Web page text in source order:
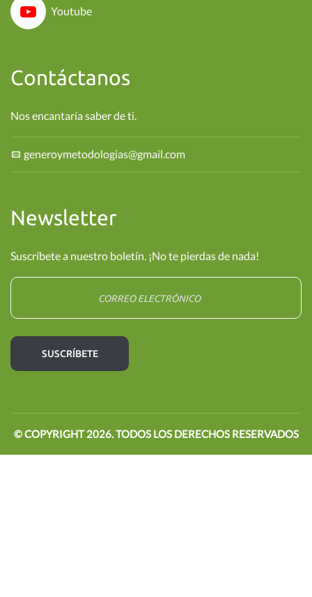
Youtube
Contáctanos
Nos encantaría saber de ti.
generoymetodologias@gmail.com
Newsletter
Suscríbete a nuestro boletín. ¡No te pierdas de nada!
© COPYRIGHT2026. TODOS LOS DERECHOS RESERVADOS